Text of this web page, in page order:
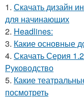
1. Скачать дизайн
для начинающих
2. Headlines:
3. Какие основные
4. Скачать Серия
Руководство
5. Какие
посмотреть